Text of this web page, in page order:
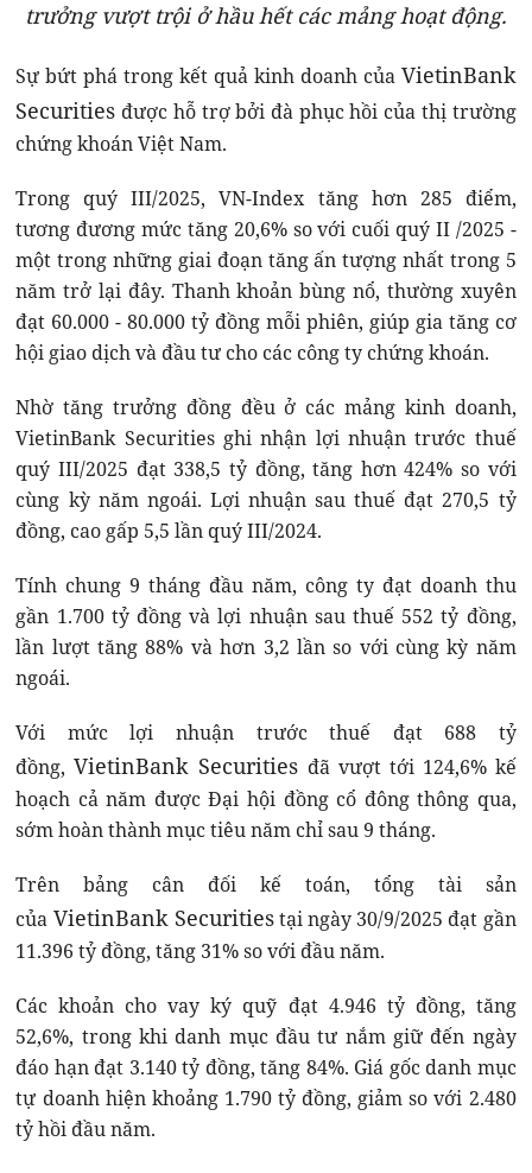
trưởng vượt trội ở hầu hết các mảng hoạt động.
Sự bứt phá trong kết quả kinh doanh của VietinBank
Securities được hỗ trợ bởi đà phục hồi của thị trường
chứng khoán Việt Nam.
Trong quý III/2025, VN-Index tăng hơn 285 điểm,
tương đương mức tăng 20,6% so với cuối quý II /2025 -
một trong những giai đoạn tăng ấn tượng nhất trong 5
năm trở lại đây. Thanh khoản bùng nổ, thường xuyên
đạt 60.000 - 80.000 tỷ đồng mỗi phiên, giúp gia tăng cơ
hội giao dịch và đầu tư cho các công ty chứng khoán.
Nhờ tăng trưởng đồng đều ở các mảng kinh doanh,
VietinBank Securities ghi nhận lợi nhuận trước thuế
quý III/2025 đạt 338,5 tỷ đồng, tăng hơn 424% so với
cùng kỳ năm ngoái. Lợi nhuận sau thuế đạt 270,5 tỷ
đồng, cao gấp 5,5 lần quý III/2024.
Tính chung 9 tháng đầu năm, công ty đạt doanh thu
gần 1.700 tỷ đồng và lợi nhuận sau thuế 552 tỷ đồng,
lần lượt tăng 88% và hơn 3,2 lần so với cùng kỳ năm
ngoái.
Với mức lợi nhuận trước thuế đạt 688 tỷ
đồng,VietinBank Securities đã vượt tới 124,6% kế
hoạch cả năm được Đại hội đồng cổ đông thông qua,
sớm hoàn thành mục tiêu năm chỉ sau 9 tháng.
Trên bảng cân đối kế toán, tổng tài sản
của VietinBank Securitiestại ngày 30/9/2025 đạt gần
11.396 tỷ đồng, tăng 31% so với đầu năm.
Các khoản cho vay ký quỹ đạt 4.946 tỷ đồng, tăng
52,6%, trong khi danh mục đầu tư nắm giữ đến ngày
đáo hạn đạt 3.140 tỷ đồng, tăng 84%. Giá gốc danh mục
tự doanh hiện khoảng 1.790 tỷ đồng, giảm so với 2.480
tỷ hồi đầu năm.